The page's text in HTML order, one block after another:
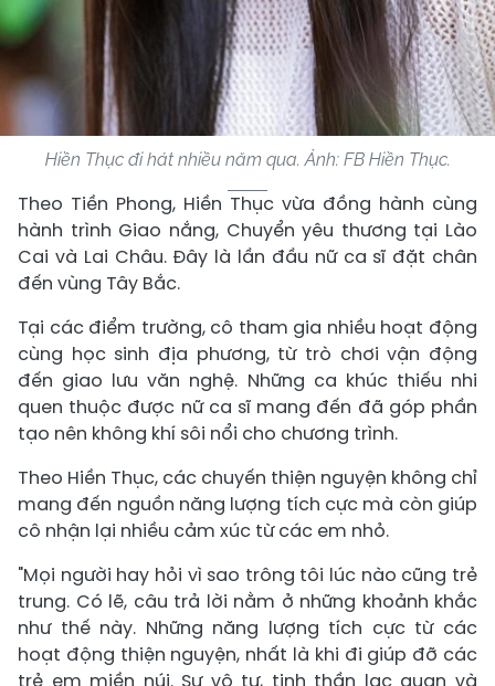
Hiền Thục đi hát nhiều năm qua. Ảnh: FB Hiền Thục.
Theo Tiền Phong, Hiền Thục vừa đồng hành cùng
hành trình Giao nắng, Chuyển yêu thương tại Lào
Cai và Lai Châu. Đây là lần đầu nữ ca sĩ đặt chân
đến vùng Tây Bắc.
Tại các điểm trường, cô tham gia nhiều hoạt động
cùng học sinh địa phương, từ trò chơi vận động
đến giao lưu văn nghệ. Những ca khúc thiếu nhi
quen thuộc được nữ ca sĩ mang đến đã góp phần
tạo nên không khí sôi nổi cho chương trình.
Theo Hiền Thục, các chuyến thiện nguyện không chỉ
mang đến nguồn năng lượng tích cực mà còn giúp
cô nhận lại nhiều cảm xúc từ các em nhỏ.
"Mọi người hay hỏi vì sao trông tôi lúc nào cũng trẻ
trung. Có lẽ, câu trả lời nằm ở những khoảnh khắc
như thế này. Những năng lượng tích cực từ các
hoạt động thiện nguyện, nhất là khi đi giúp đỡ các